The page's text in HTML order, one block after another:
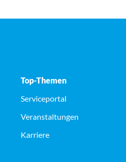
Top-Themen
Serviceportal
Veranstaltungen
Karriere